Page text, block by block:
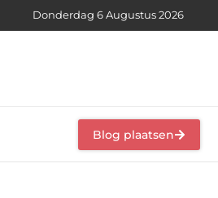
Donderdag 6 Augustus 2026
Blog plaatsen